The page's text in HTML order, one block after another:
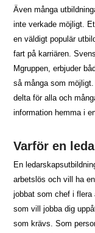
Även många
inte verkade möjligt.
en väldigt populär
fart på karriären.
Mgruppen, erbjuder
så många som
delta för alla och
information hemma i
Varför en
En
arbetslös och vill ha
jobbat som chef i flera
som vill jobba dig
som krävs. Som